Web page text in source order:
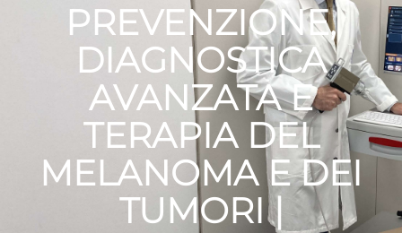
PREVENZIONE,
DIAGNOSTICA
AVANZATA E
TERAPIA DEL
MELANOMA E DEI
TUMORI CUTANEI|